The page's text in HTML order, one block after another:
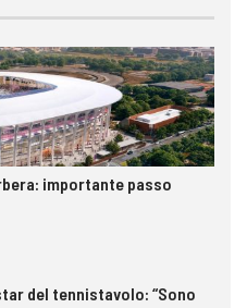
importante passo
del tennistavolo: “Sono